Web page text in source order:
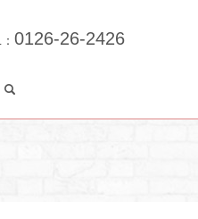
0126-26-2426